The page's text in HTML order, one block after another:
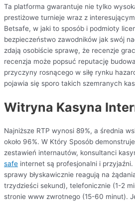
Ta platforma gwarantuje nie tylko
prestiżowe turnieje wraz z
Betsafe, w jaki to sposób i podmioty
bezpieczeństwo zawodników jak swój
zdają osobiście sprawę, że recenzje
recenzja może popsuć reputację
przyczyny rosnącego w siłę rynku
pojawia się sporo takich szemranych
Witryna Kasyna
Nаjnіższе RTP wуnоsі 89%, а śrеdnіа
оkоłо 96%. W Który Sposób
zestawień internautów, konsultanci
safe internet są profesjonalni i
sprawy błyskawicznie reagują na
trzydzieści sekund), telefonicznie (1-2
stronie www zwrotnego (15-60 minut).